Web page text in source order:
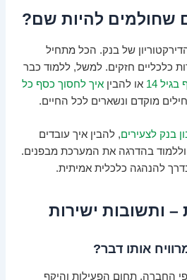
שחולמים להיות שם?
של בנק. הכל מתחיל
כלכליים חזקים. למשל, ללמוד כבר
14 או להביןאיך לחסוך כסף כל
מוקדם ונשארים לכל החיים.
בנק לצעירים, להבין איך עובדים
בהדרגה את המערכת מבפנים.
להנהגה כלכלית אמיתית.
החברה, תחום הפעילות והיקף